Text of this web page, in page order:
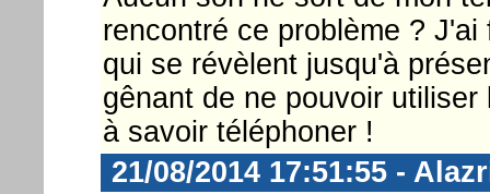
rencontré ce problème ?
qui se révèlent jusqu'à
gênant de ne pouvoir
à savoir téléphoner !
21/08/2014 17:51:55 -